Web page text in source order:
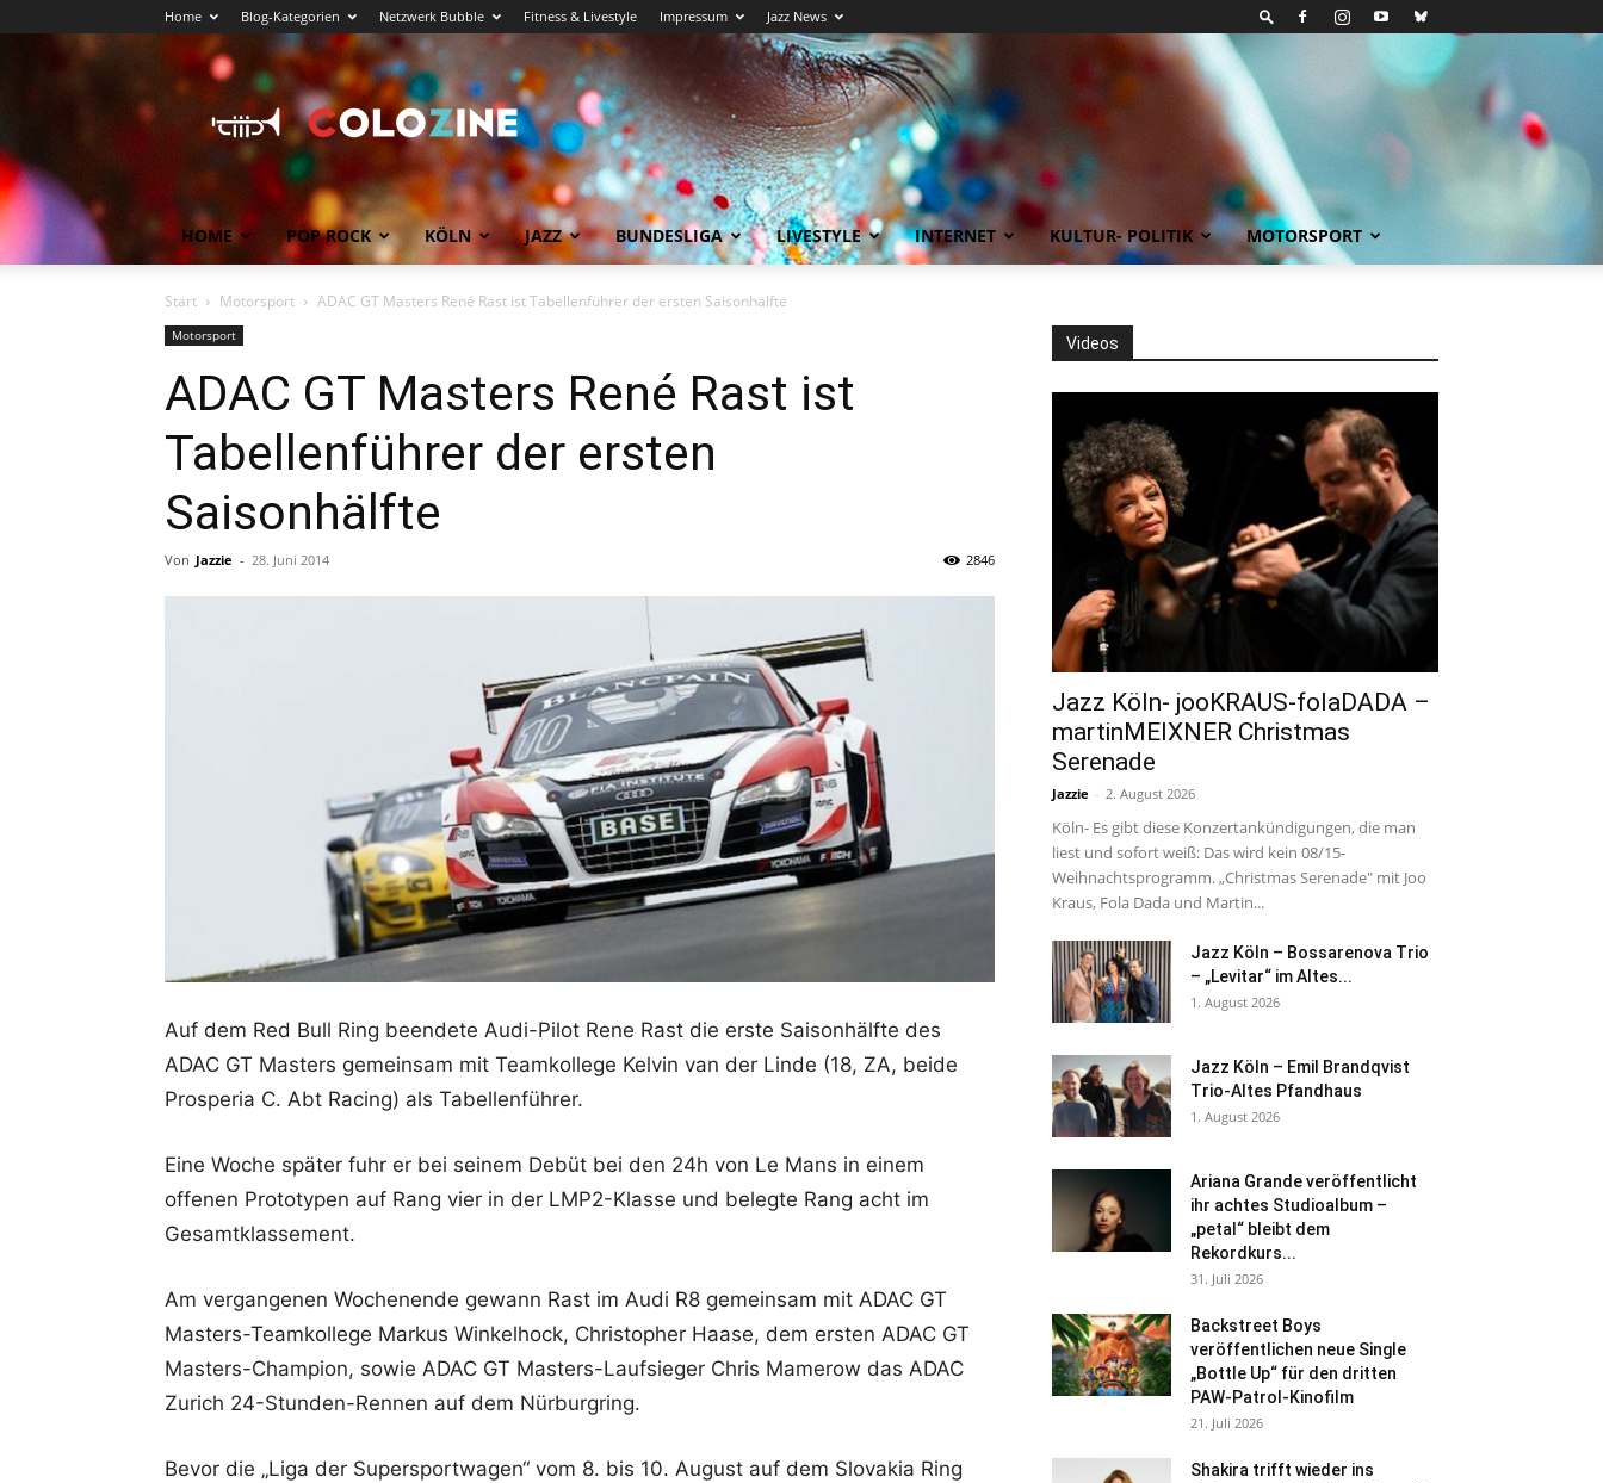
Home Blog-Kategorien Netzwerk Bubble Fitness & Livestyle Impressum Jazz News
Köln
News
COLOZINE
Magazin
HOME POP ROCK KÖLN JAZZ BUNDESLIGA LIVESTYLE INTERNET KULTUR- POLITIK MOTORSPORT
Start Motorsport ADAC GT Masters René Rast ist Tabellenführer der ersten Saisonhälfte
Motorsport
ADAC GT Masters René Rast ist
Tabellenführer der ersten
Saisonhälfte
Von Jazzie - 28. Juni 2014 2846
Auf dem Red Bull Ring beendete Audi-Pilot Rene Rast die erste Saisonhälfte des
ADAC GT Masters gemeinsam mit Teamkollege Kelvin van der Linde (18, ZA, beide
Prosperia C. Abt Racing) als Tabellenführer.
Eine Woche später fuhr er bei seinem Debüt bei den 24h von Le Mans in einem
offenen Prototypen auf Rang vier in der LMP2-Klasse und belegte Rang acht im
Gesamtklassement.
Am vergangenen Wochenende gewann Rast im Audi R8 gemeinsam mit ADAC GT
Masters-Teamkollege Markus Winkelhock, Christopher Haase, dem ersten ADAC GT
Masters-Champion, sowie ADAC GT Masters-Laufsieger Chris Mamerow das ADAC
Zurich 24-Stunden-Rennen auf dem Nürburgring.
Bevor die „Liga der Supersportwagen“ vom 8. bis 10. August auf dem Slovakia Ring
Videos
Jazz Köln- jooKRAUS-folaDADA –
martinMEIXNER Christmas
Serenade
Jazzie - 2. August 2026
Köln- Es gibt diese Konzertankündigungen, die man
liest und sofort weiß: Das wird kein 08/15-
Weihnachtsprogramm. „Christmas Serenade" mit Joo
Kraus, Fola Dada und Martin...
Jazz Köln – Bossarenova Trio
– „Levitar“ im Altes...
1. August 2026
Jazz Köln – Emil Brandqvist
Trio-Altes Pfandhaus
1. August 2026
Ariana Grande veröffentlicht
ihr achtes Studioalbum –
„petal“ bleibt dem
Rekordkurs...
31. Juli 2026
Backstreet Boys
veröffentlichen neue Single
„Bottle Up“ für den dritten
PAW-Patrol-Kinofilm
21. Juli 2026
Shakira trifft wieder ins